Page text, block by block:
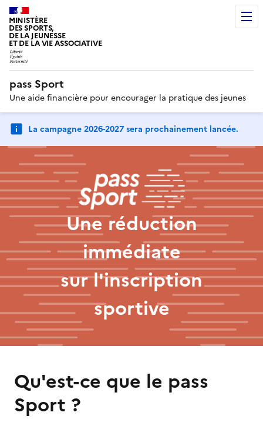
MINISTÈRE
DES SPORTS,
DE LA JEUNESSE
ET DE LA VIE ASSOCIATIVE
pass Sport
Une aide financière pour encourager la pratique des jeunes
La campagne 2026-2027 sera prochainement lancée.
Une réduction
immédiate
sur l'inscription
sportive
Qu'est-ce que le pass
Sport ?